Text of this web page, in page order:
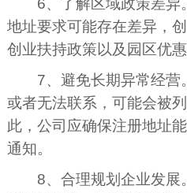
6、了解区域政策差
地址要求可能存在差异，
创业扶持政策以及园区优惠
7、避免长期异常经营
或者无法联系，可能会被
此，公司应确保注册地址
通知。
8、合理规划企业发